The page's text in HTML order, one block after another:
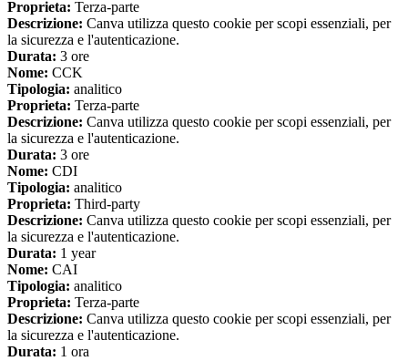
Proprieta: Terza-parte
Descrizione: Canva utilizza questo cookie per scopi essenziali, per
la sicurezza e l'autenticazione.
Durata: 3 ore
Nome: CCK
Tipologia: analitico
Proprieta: Terza-parte
Descrizione: Canva utilizza questo cookie per scopi essenziali, per
la sicurezza e l'autenticazione.
Durata: 3 ore
Nome: CDI
Tipologia: analitico
Proprieta: Third-party
Descrizione: Canva utilizza questo cookie per scopi essenziali, per
la sicurezza e l'autenticazione.
Durata: 1 year
Nome: CAI
Tipologia: analitico
Proprieta: Terza-parte
Descrizione: Canva utilizza questo cookie per scopi essenziali, per
la sicurezza e l'autenticazione.
Durata: 1 ora